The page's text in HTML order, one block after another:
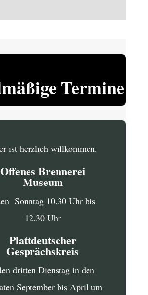
Termine
ist herzlich willkommen.
Offenes Brennerei
Museum
Sonntag 10.30 Uhr bis
12.30 Uhr
Plattdeutscher
Gesprächskreis
dritten Dienstag in den
September bis April um